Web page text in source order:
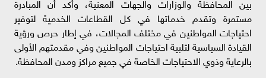
مستمرة وتقدم خدماتها في كل القطاعات الخدمية لتوفير
احتياجات المواطنين في مختلف المجالات، في إطار حرص ورؤية
القيادة السياسية لتلبية احتياجات المواطنين وفي مقدمتهم الأولى
بالرعاية وذوي الاحتياجات الخاصة في جميع مراكز ومدن المحافظة.